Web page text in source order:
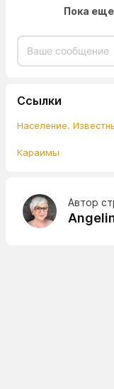
Пока
Ссылки
Население.
Караимы
Автор